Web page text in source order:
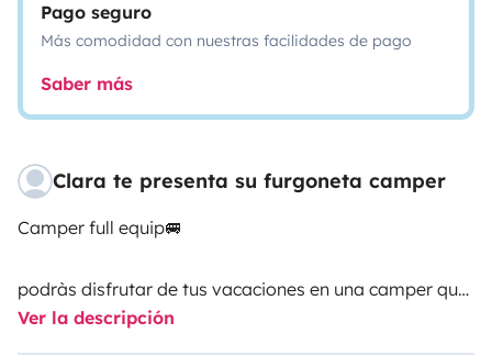
Pago seguro
Más comodidad con nuestras facilidades de pago
Saber más
Clara te presenta su furgoneta camper
Camper full equip🚐
podràs disfrutar de tus vacaciones en una camper que
dispone de una súper cama, comodísima, y todo lo
necesario para disfrutar🚐🏃🏼‍♀️‍➡️🏃🏻‍♂️‍➡️🫧🌊🍽️🏂⛹🏽‍♀️🏄🏼‍♀️
Ver la descripción